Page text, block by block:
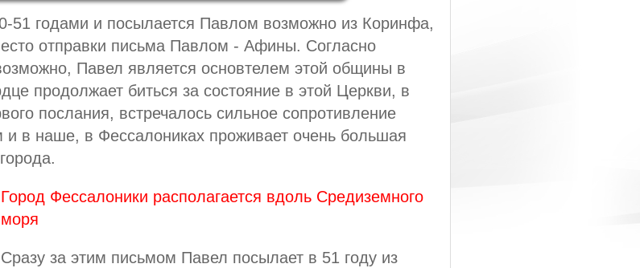
51 годами и посылается Павлом возможно из Коринфа,
отправки письма Павлом - Афины. Согласно
Павел является основтелем этой общины в
продолжает биться за состояние в этой Церкви, в
послания, встречалось сильное сопротивление
и в наше, в Фессалониках проживает очень большая
Город Фессалоники располагается вдоль Средиземного
моря
Сразу за этим письмом Павел посылает в 51 году из